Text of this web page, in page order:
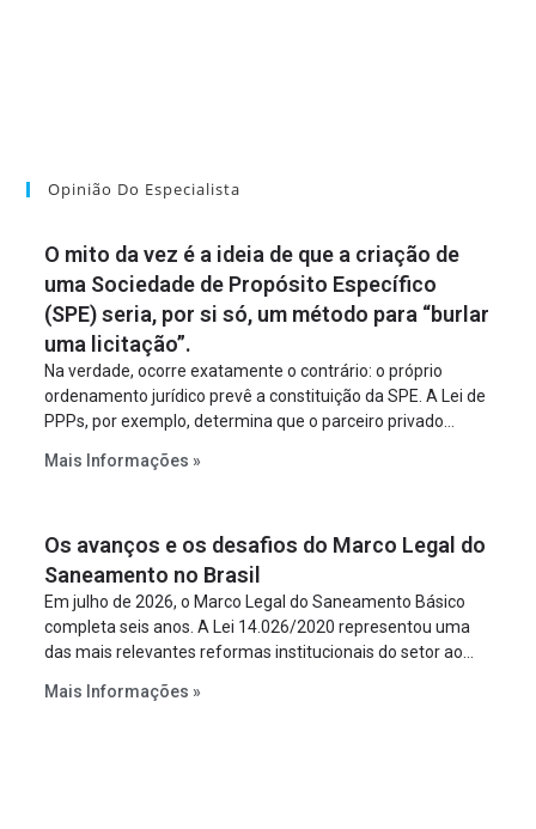
Opinião Do Especialista
O mito da vez é a ideia de que a criação de
uma Sociedade de Propósito Específico
(SPE) seria, por si só, um método para “burlar
uma licitação”.
Na verdade, ocorre exatamente o contrário: o próprio
ordenamento jurídico prevê a constituição da SPE. A Lei de
PPPs, por exemplo, determina que o parceiro privado
empreendimento. Ou seja, a suposta “fraude à licitação” é
projeto a projeto.
Mais Informações »
Os avanços e os desafios do Marco Legal do
Saneamento no Brasil
Em julho de 2026, o Marco Legal do Saneamento Básico
completa seis anos. A Lei 14.026/2020 representou uma
das mais relevantes reformas institucionais do setor ao
serviços, ampliar a participação da iniciativa privada,
Mais Informações »